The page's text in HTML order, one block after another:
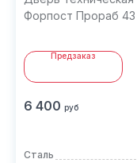
Форпост Прораб 43
Предзаказ
6 400 руб
Сталь